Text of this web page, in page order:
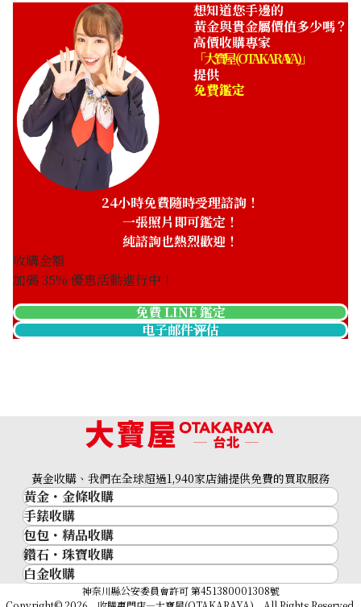
Platinum (Pt900) earrings
ASK
想知道您手邊的
黃金與貴金屬價值多少嗎？
高價收購專家
「大寶屋 (OTAKARAYA)」
提供
免費鑑定
24小時免費隨時受理諮詢！
一張照片即可鑑定！
純諮詢也熱烈歡迎！
收購金額
加碼35% 優惠活動進行中！
免費 LINE 鑑定
电子邮件评估
黃金收購、我們在全球超過1,940家店鋪提供免費的買取服務
黃金・金條收購
黃金與貴金屬
金的錠
金幣
黃金過去10年
黃金飾品
手錶收購
名牌手錶
Rolex
Patek Philippe
Audemars Piguet
包包・精品收購
品牌精品
Cartier
LOUIS VUITTON
鑽石・珠寶收購
鑽石･珠寶
白金收購
神奈川縣公安委員會許可 第451380001308號